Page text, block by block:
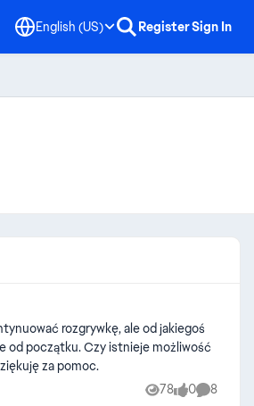
English (US) RegisterSign In
możliwość
ten problem, oraz czy da się przywrócić poprzednią wartość licznika godzin? (miałem z tego co pamiętam 147/148 godzin) Dziękuję za pomoc.
78
Views 0
likes 8